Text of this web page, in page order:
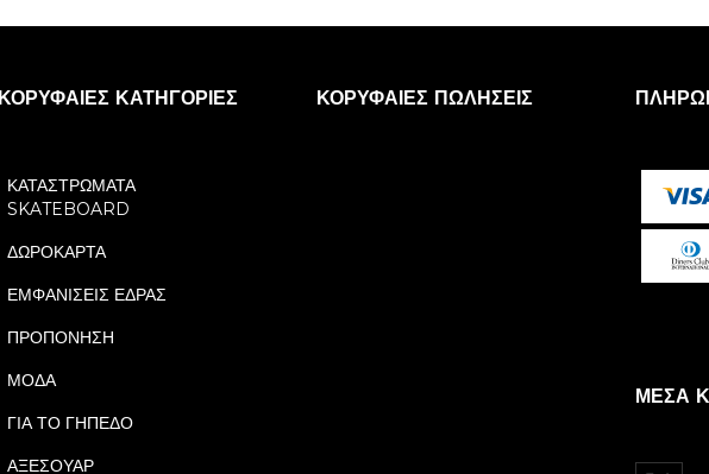
ΚΟΡΥΦΑΊΕΣ ΚΑΤΗΓΟΡΊΕΣ
ΚΑΤΑΣΤΡΩΜΑΤΑ
SKATEBOARD
ΔΩΡΟΚΑΡΤΑ
ΕΜΦΑΝΙΣΕΙΣ ΕΔΡΑΣ
ΠΡΟΠΟΝΗΣΗ
ΜΟΔΑ
ΓΙΑ ΤΟ ΓΗΠΕΔΟ
ΑΞΕΣΟΥΑΡ
ΚΟΡΥΦΑΊΕΣ ΠΩΛΉΣΕΙΣ
ΜΈΣΑ